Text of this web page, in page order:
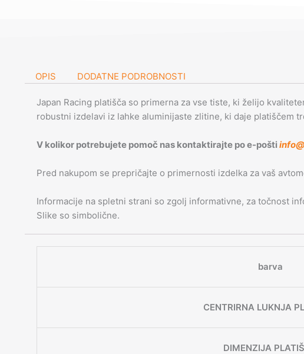
OPIS DODATNE PODROBNOSTI
Japan Racing platišča so primerna za vse tiste, ki želijo
robustni izdelavi iz lahke aluminijaste zlitine, ki daje platiščem
V kolikor potrebujete pomoč nas kontaktirajte po e-pošti
Pred nakupom se prepričajte o primernosti izdelka za vaš
Informacije na spletni strani so zgolj informativne, za točnost
Slike so simbolične.
barva
CENTRIRNA LUKNJA
DIMENZIJA